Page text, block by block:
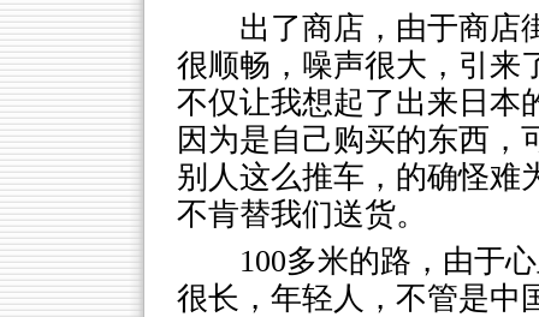
出了商店，由于商店
很顺畅，噪声很大，引来
不仅让我想起了出来日本
因为是自己购买的东西，
别人这么推车，的确怪难
不肯替我们送货。
100多米的路，由于
很长，年轻人，不管是中